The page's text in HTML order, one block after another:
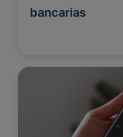
bancarias